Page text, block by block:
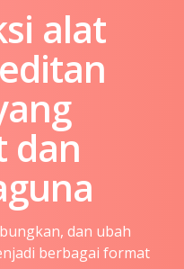
alat
dan
dan ubah
berbagai format